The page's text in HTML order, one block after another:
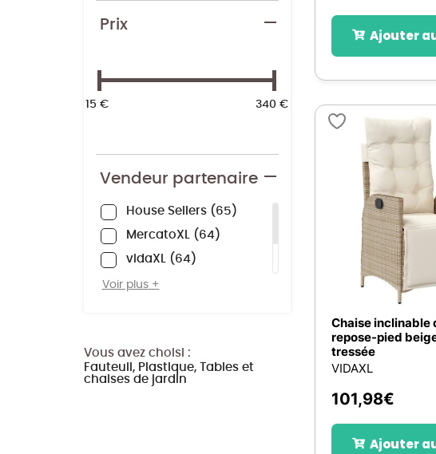
Ajouter
Chaise inclinable
repose-pied
tressée
VIDAXL
101,98€
Ajouter
Prix
15 € 340 €
Vendeur partenaire
House Sellers
65
MercatoXL
64
vidaXL
64
ZOOMICI
Voir plus
Vous avez choisi :
Fauteuil, Plastique, Tables et
chaises de jardin